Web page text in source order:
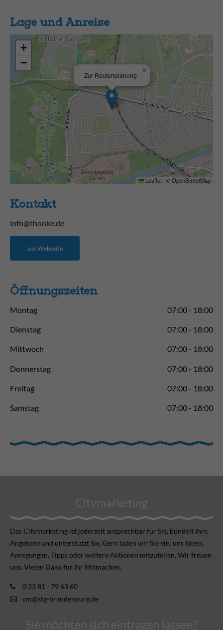
Lage und Anreise
Zur Routenplanung
×
+
−
Leaflet | ©OpenStreetMap
Kontakt
info@thonke.de
zur Webseite
Öffnungs­zeiten
Montag 07:00 - 18:00
Dienstag 07:00 - 18:00
Mittwoch 07:00 - 18:00
Donnerstag 07:00 - 18:00
Freitag 07:00 - 18:00
Samstag 07:00 - 18:00
Citymarketing
Das Citymarketing ist jederzeit ansprechbar für Sie, bündelt Ihre
Angebote und unterstützt Sie. Gern laden wir Sie ein, uns Ideen,
Anregungen, Tipps oder weitere Aktionen mitzuteilen. Wir freuen
uns. Vielen Dank für Ihr Mitmachen.
0 33 81 - 79 63 60
cm@stg-brandenburg.de
Sie möchten sich eintragen lassen?